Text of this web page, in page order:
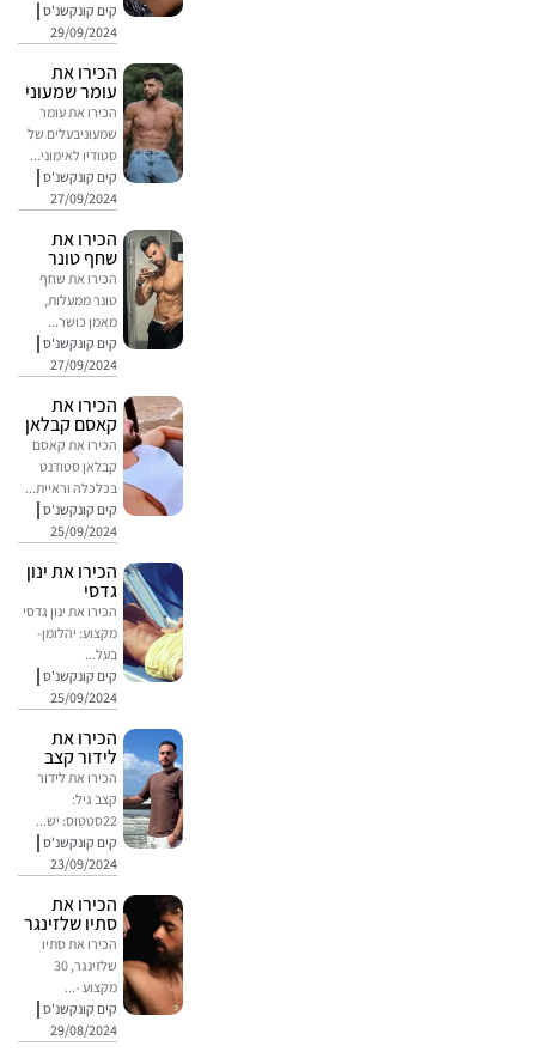
קים קונקשנ'ס
29/09/2024
הכירו את
עומר שמעוני
הכירו את עומר
שמעוניבעלים של
סטודיו לאימוני...
קים קונקשנ'ס
27/09/2024
הכירו את
שחף טונר
הכירו את שחף
טונר ממעלות,
מאמן כושר...
קים קונקשנ'ס
27/09/2024
הכירו את
קאסם קבלאן
הכירו את קאסם
קבלאן סטודנט
בכלכלה וראיית...
קים קונקשנ'ס
25/09/2024
הכירו את ינון
גדסי
הכירו את ינון גדסי
מקצוע: יהלומן-
בעל...
קים קונקשנ'ס
25/09/2024
הכירו את
לידור קצב
הכירו את לידור
קצב גיל:
22סטטוס: יש...
קים קונקשנ'ס
23/09/2024
הכירו את
סתיו שלזינגר
הכירו את סתיו
שלזינגר, 30
מקצוע -...
קים קונקשנ'ס
29/08/2024